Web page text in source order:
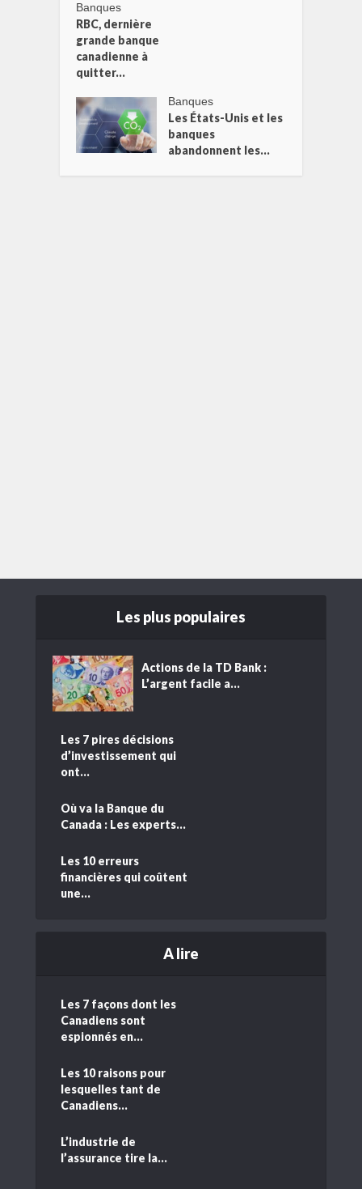
Banques
RBC, dernière
grande banque
canadienne à
quitter...
Banques
Les États-Unis et les
banques
abandonnent les...
Les plus populaires
Actions de la TD Bank :
L’argent facile a...
Les 7 pires décisions
d’investissement qui
ont...
Où va la Banque du
Canada : Les experts...
Les 10 erreurs
financières qui coûtent
une...
A lire
Les 7 façons dont les
Canadiens sont
espionnés en...
Les 10 raisons pour
lesquelles tant de
Canadiens...
L’industrie de
l’assurance tire la...